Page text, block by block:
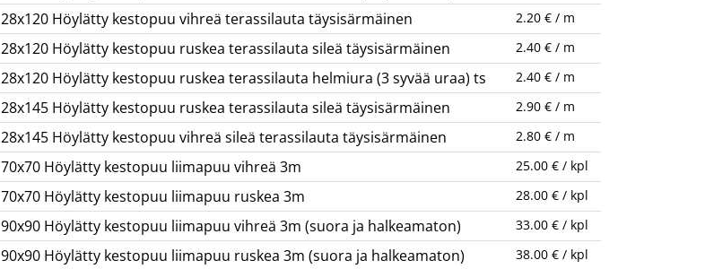
28x120 Höylätty kestopuu vihreä terassilauta täysisärmäinen 2.20 € / m
28x120 Höylätty kestopuu ruskea terassilauta sileä täysisärmäinen 2.40 € / m
28x120 Höylätty kestopuu ruskea terassilauta helmiura (3 syvää uraa) ts 2.40 € / m
28x145 Höylätty kestopuu ruskea terassilauta sileä täysisärmäinen 2.90 € / m
28x145 Höylätty kestopuu vihreä sileä terassilauta täysisärmäinen 2.80 € / m
70x70 Höylätty kestopuu liimapuu vihreä 3m 25.00 € / kpl
70x70 Höylätty kestopuu liimapuu ruskea 3m 28.00 € / kpl
90x90 Höylätty kestopuu liimapuu vihreä 3m (suora ja halkeamaton) 33.00 € / kpl
90x90 Höylätty kestopuu liimapuu ruskea 3m (suora ja halkeamaton) 38.00 € / kpl